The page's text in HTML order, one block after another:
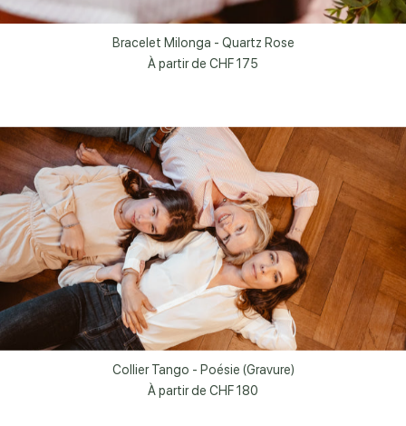
Bracelet Milonga - Quartz Rose
À partir de CHF 175
Collier Tango - Poésie (Gravure)
À partir de CHF 180